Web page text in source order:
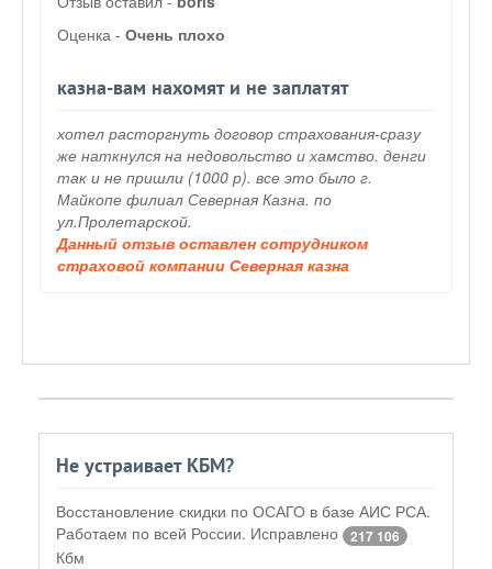
Оценка - Очень плохо
казна-вам нахомят и не заплатят
хотел расторгнуть договор страхования-сразу
же наткнулся на недовольство и хамство. денги
так и не пришли (1000 р). все это было г.
Майкопе филиал Северная Казна. по
ул.Пролетарской.
Данный отзыв оставлен сотрудником
страховой компании Северная казна
Не устраивает КБМ?
Восстановление скидки по ОСАГО в базе АИС РСА.
Работаем по всей России. Исправлено
217 106
Кбм